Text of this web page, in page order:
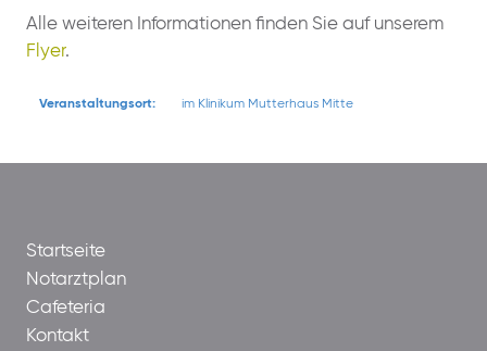
Alle weiteren Informationen finden Sie auf unserem
Flyer.
Veranstaltungsort: im Klinikum Mutterhaus Mitte
Startseite
Notarztplan
Cafeteria
Kontakt